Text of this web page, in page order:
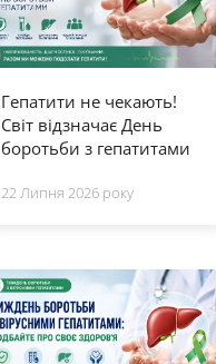
Гепатити не чекають!
Світ відзначає День
боротьби з гепатитами
22 Липня 2026 року